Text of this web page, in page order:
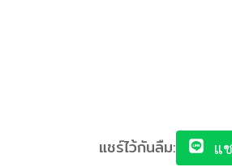
แชร์ไว้กันลืม: แ